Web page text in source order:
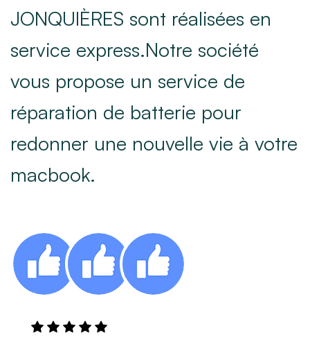
JONQUIÈRES sont réalisées en
service express.Notre société
vous propose un service de
réparation de batterie pour
redonner une nouvelle vie à votre
macbook.